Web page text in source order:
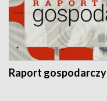
Raport gospodarczy